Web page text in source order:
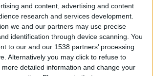
and content, advertising and content
research and services development.
we and our partners may use precise
identification through device scanning. You
to our and our 1538 partners’ processing
Alternatively you may click to refuse to
detailed information and change your